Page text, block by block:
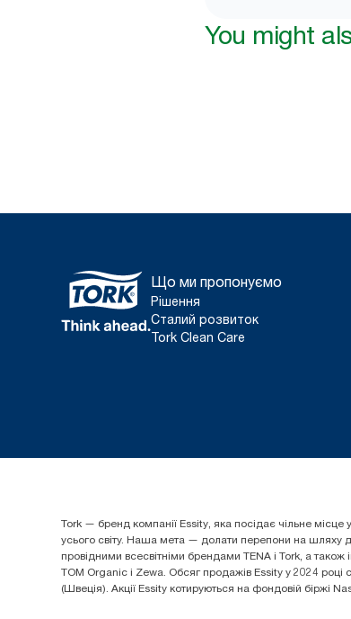
You might
Що ми пропонуємо
Рішення
Сталий розвиток
Tork Clean Care
Tork — бренд компанії Essity, яка посідає чільне
усього світу. Наша мета — долати перепони на шляху
провідними всесвітніми брендами TENA і Tork, а
TOM Organic і Zewa. Обсяг продажів Essity у 2024 році
(Швеція). Акції Essity котируються на фондовій біржі